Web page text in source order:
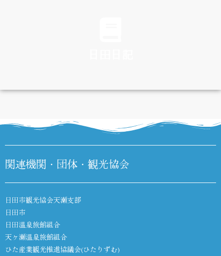
DIARY
関連機関・団体・観光協会
日田市観光協会天瀬支部
日田市
日田温泉旅館組合
天ヶ瀬温泉旅館組合
ひた産業観光推進協議会(ひたりずむ)